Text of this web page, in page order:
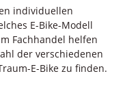
individuellen
E-Bike-Modell
Fachhandel helfen
der verschiedenen
E-Bike zu finden.